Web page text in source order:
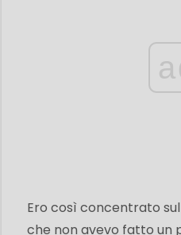
Ero così concentrato
che non avevo fatto un